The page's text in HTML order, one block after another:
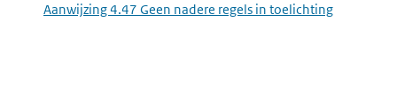
Aanwijzing 4.47 Geen nadere regels in toelichting